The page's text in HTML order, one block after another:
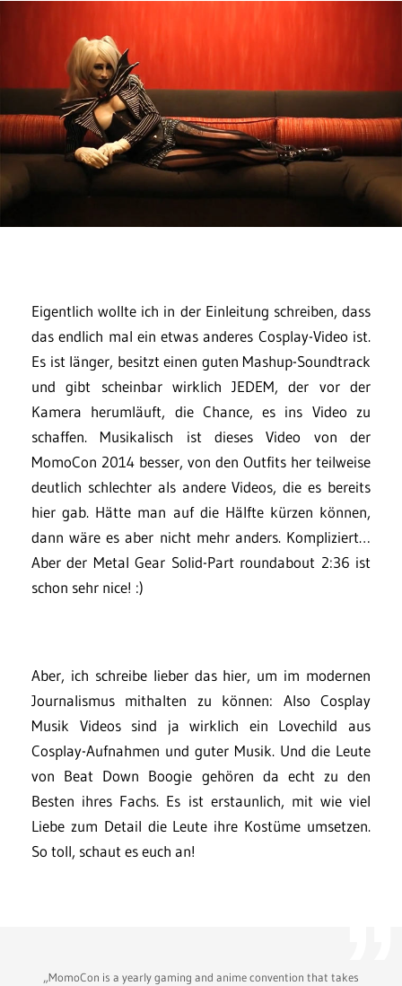
Eigentlich wollte ich in der Einleitung schreiben, dass
das endlich mal ein etwas anderes Cosplay-Video ist.
Es ist länger, besitzt einen guten Mashup-Soundtrack
und gibt scheinbar wirklich JEDEM, der vor der
Kamera herumläuft, die Chance, es ins Video zu
schaffen. Musikalisch ist dieses Video von der
MomoCon 2014 besser, von den Outfits her teilweise
deutlich schlechter als andere Videos, die es bereits
hier gab. Hätte man auf die Hälfte kürzen können,
dann wäre es aber nicht mehr anders. Kompliziert…
Aber der Metal Gear Solid-Part roundabout 2:36 ist
schon sehr nice! :)
Aber, ich schreibe lieber das hier, um im modernen
Journalismus mithalten zu können: Also Cosplay
Musik Videos sind ja wirklich ein Lovechild aus
Cosplay-Aufnahmen und guter Musik. Und die Leute
von Beat Down Boogie gehören da echt zu den
Besten ihres Fachs. Es ist erstaunlich, mit wie viel
Liebe zum Detail die Leute ihre Kostüme umsetzen.
So toll, schaut es euch an!
„MomoCon is a yearly gaming and anime convention that takes